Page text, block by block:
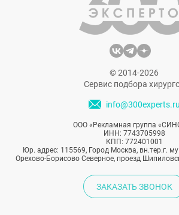
так мастерски
ожидании премьеры
будущих событиях и
как выглядят актеры «Твин
© 2014-2026
Сервис подбора
info@300experts.ru
ООО «Рекламная группа
ИНН: 7743705998
КПП: 772401001
Юр. адрес: 115569, Город Москва, вн.тер.г.
Орехово-Борисово Северное, проезд
ЗАКАЗАТЬ ЗВОНОК